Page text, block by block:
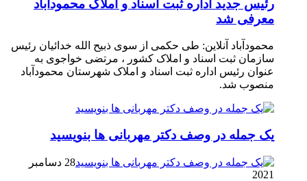
رئیس جدید اداره ثبت اسناد و املاک محمودآباد
معرفی شد
محمودآباد آنلاین: طی حکمی از سوی ذبیح الله خدائیان رئیس
سازمان ثبت اسناد و املاک کشور ، مرتضی خواجوی به
عنوان رئیس اداره ثبت اسناد و املاک شهرستان محمودآباد
منصوب شد.
یک جمله در وصف دکتر مهربانی ها بنویسید
28 دسامبر
2021